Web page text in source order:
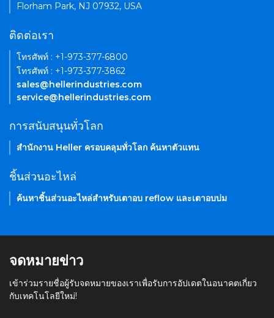
Florham Park, NJ 07932, USA
ติดต่อเรา
โทรศัพท์ : +1-973-377-6800
โทรศัพท์ : +1-973-377-3862
sales@hellerindustries.com
service@hellerindustries.com
การสนับสนุนทั่วโลก
สำนักงาน Heller ครอบคลุมทั่วโลก ค้นหาตัวแทน
ชิ้นส่วนอะไหล่
ค้นหาชิ้นส่วนอะไหล่สำหรับเตาอบ reflow และเตาอบบ่ม
จดหมายข่าว
เข้าร่วมรายชื่อผู้รับจดหมายของเราเพื่อรับการอัปเดตในอนาคตเกี่ยว
กับเทคโนโลยีใหม่!